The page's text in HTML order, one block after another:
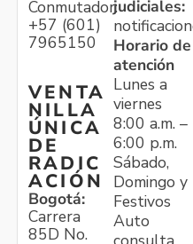
Conmutador:
+57 (601)
7965150
VENTA
NILLA
ÚNICA
DE
RADIC
ACIÓN
Bogotá:
Carrera
85D No.
judiciales:
Horario de
atención
Lunes a
viernes
8:00 a.m. –
6:00 p.m.
Sábado,
Domingo y
Festivos
Auto